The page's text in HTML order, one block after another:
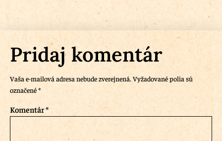
Pridaj komentár
Vaša e-mailová adresa nebude zverejnená.Vyžadované polia sú
označené*
Komentár*